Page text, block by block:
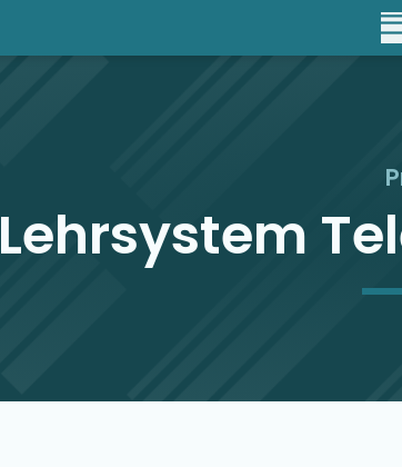
Lehrsystem